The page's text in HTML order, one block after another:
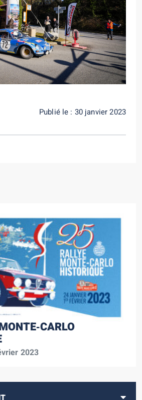
2023
Publié le : 30 janvier 2023